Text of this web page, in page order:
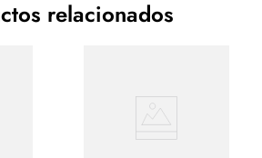
relacionados